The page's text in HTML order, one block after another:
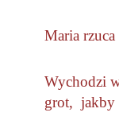
Maria rzuca
Wychodzi
grot, jakby